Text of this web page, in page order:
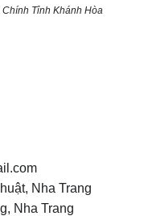
Tỉnh Khánh Hòa
Nha Trang
Nha Trang